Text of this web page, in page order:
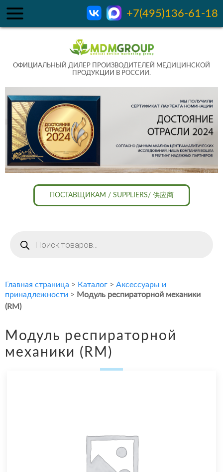
+7(495)136-61-18
ОФИЦИАЛЬНЫЙ ДИЛЕР ПРОИЗВОДИТЕЛЕЙ МЕДИЦИНСКОЙ
ПРОДУКЦИИ В РОССИИ.
ПОСТАВЩИКАМ / SUPPLIERS/ 供应商
товаров
Главная страница > Каталог > Аксессуары и
принадлежности > Модуль респираторной механики
(RM)
Модуль респираторной
механики (RM)